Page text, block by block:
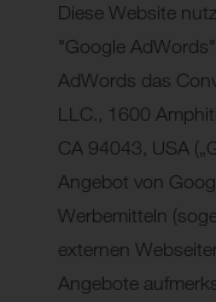
Diese Website
"Google
AdWords das
LLC., 1600
CA 94043, USA
Angebot von
Werbemitteln
externen
Angebote